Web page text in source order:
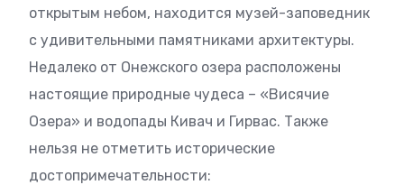
открытым небом, находится музей-заповедник
с удивительными памятниками архитектуры.
Недалеко от Онежского озера расположены
настоящие природные чудеса – «Висячие
Озера» и водопады Кивач и Гирвас. Также
нельзя не отметить исторические
достопримечательности: